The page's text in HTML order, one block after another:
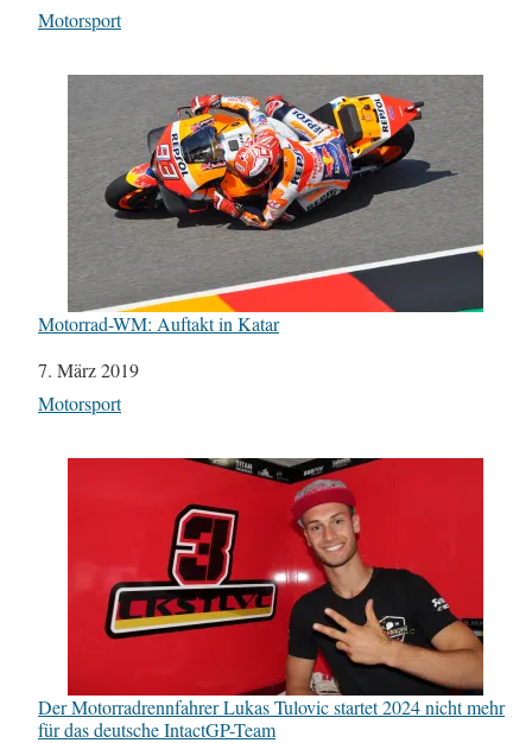
In Bezug auf
Motorsport
Motorrad-WM: Auftakt in Katar
Datum
7. März 2019
In Bezug auf
Motorsport
Der Motorradrennfahrer Lukas Tulovic startet 2024 nicht mehr
für das deutsche IntactGP-Team